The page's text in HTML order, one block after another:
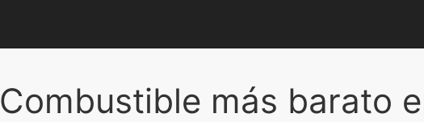
Combustible más barato